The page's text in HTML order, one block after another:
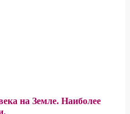
на Земле. Наиболее